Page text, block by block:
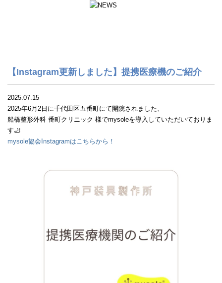
【Instagram更新しました】提携医療機のご紹介
2025.07.15
2025年6月2日に千代田区五番町にて開院されました、
船橋整形外科 番町クリニック 様でmysoleを導入していただいておりま
す🦶
mysole協会Instagramはこちらから！